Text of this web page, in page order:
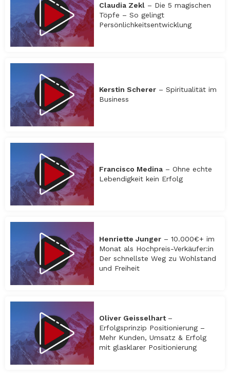
Claudia Zekl – Die 5 magischen
Töpfe – So gelingt
Persönlichkeitsentwicklung
Kerstin Scherer – Spiritualität im
Business
Francisco Medina – Ohne echte
Lebendigkeit kein Erfolg
Henriette Junger – 10.000€+ im
Monat als Hochpreis-Verkäufer:in
Der schnellste Weg zu Wohlstand
und Freiheit
Oliver Geisselhart –
Erfolgsprinzip Positionierung –
Mehr Kunden, Umsatz & Erfolg
mit glasklarer Positionierung